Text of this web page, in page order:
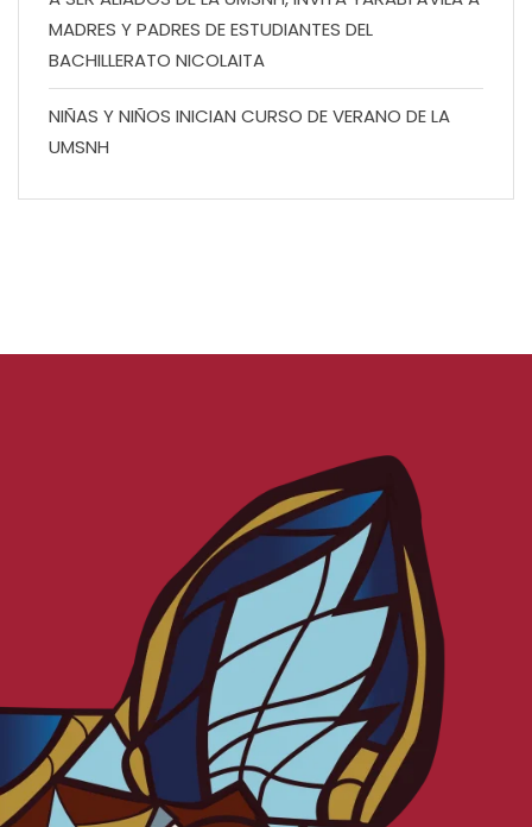
MADRES Y PADRES DE ESTUDIANTES DEL
BACHILLERATO NICOLAITA
NIÑAS Y NIÑOS INICIAN CURSO DE VERANO DE LA
UMSNH